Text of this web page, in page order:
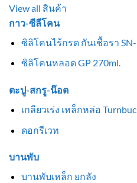
View all สินค้า
กาว-ซีลีโคน
ซิลิโคนไร้กรด กันเชื้อรา
ซิลิโคนหลอด GP 270ml.
ตะปู-สกรู-น๊อต
เกลียวเร่ง เหล็กหล่อ
ดอกรีเวท
บานพับ
บานพับเหล็ก ยกลัง